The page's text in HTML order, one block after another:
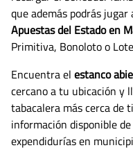
que además podrás jugar
Apuestas del Estado en
Primitiva, Bonoloto o
Encuentra el estanco
cercano a tu ubicación y
tabacalera más cerca de
información disponible
expendidurías en